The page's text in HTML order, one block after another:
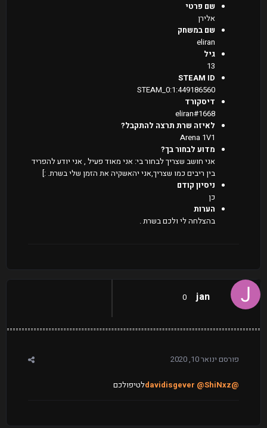
שם פרטי
אלירן
שם במשחק
eliran
גיל
13
STEAM ID
STEAM_0:1:449186560
דיסקורד
eliran#1668
לאיזה שרת תרצה להתקבל?
Arena 1V1
מדוע לבחור בך?
אני חושב שצריך לבחור בי: אני מאוד פעיל , אני יודע להפריד
בין ריבים כמו שצריך,אני יהאשקיה את הזמן שלי בשרת. :]
ניסיון קודם
כן
הערות
בהצלחה לי ולכם בשרת .
jan
0
פורסם ינואר 10, 2020
@davidisgever
@ShiNxz לטיפולכם